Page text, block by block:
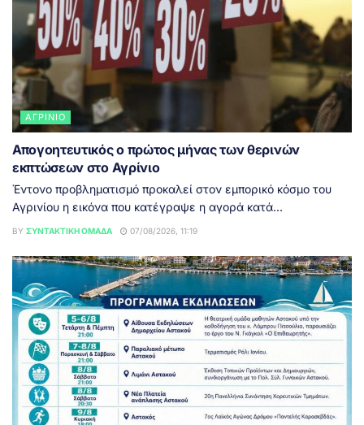
ΑΓΡΊΝΙΟ
Απογοητευτικός ο πρώτος μήνας των θερινών
εκπτώσεων στο Αγρίνιο
Έντονο προβληματισμό προκαλεί στον εμπορικό κόσμο του
Αγρινίου η εικόνα που κατέγραψε η αγορά κατά...
BY ΣΥΝΤΑΚΤΙΚΉ ΟΜΆΔΑ 07/08/2026, 11:19